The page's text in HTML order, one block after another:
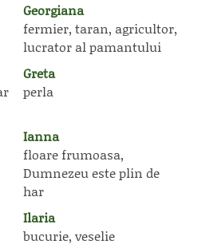
Georgiana
fermier, taran, agricultor,
lucrator al pamantului
Greta
perla
Ianna
floare frumoasa,
Dumnezeu este plin de
har
Ilaria
bucurie, veselie